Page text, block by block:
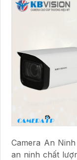
Camera An
an ninh chất